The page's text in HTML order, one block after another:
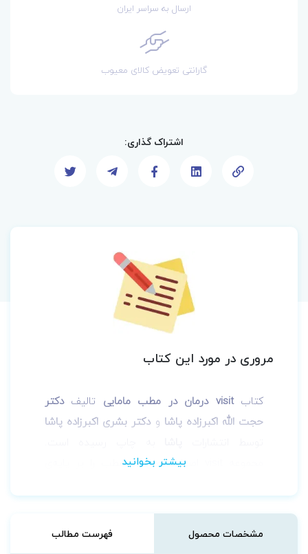
ارسال به سراسر ایران
گارانتی تعویض کالای معیوب
اشتراک گذاری:
مروری در مورد این کتاب
کتابvisit درمان در مطب مامایی تالیفدکتر
حجت الله اکبرزاده پاشا و دکتر بشری اکبرزاده پاشا
مجموعه visit اصول درمان در مطب را بر پایه‌ی
به همراه اطلاعات دارویی نوین ایران و جهان بیان
مشخصات محصول فهرست مطالب